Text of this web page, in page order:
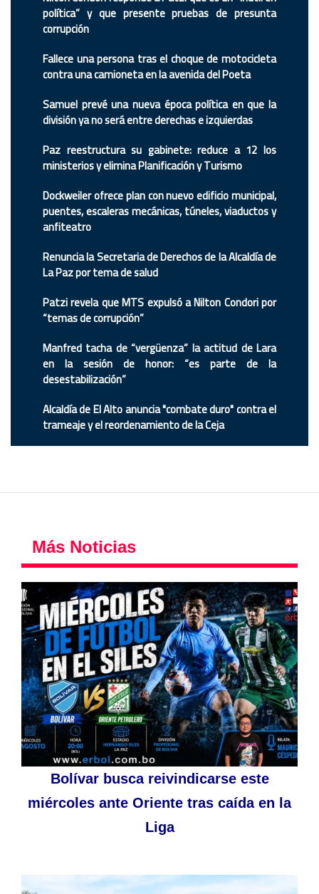
política” y que presente pruebas de presunta
corrupción
Fallece una persona tras el choque de motocicleta
contra una camioneta en la avenida del Poeta
Samuel prevé una nueva época política en que la
división ya no será entre derechas e izquierdas
Paz reestructura su gabinete: reduce a 12 los
ministerios y elimina Planificación y Turismo
Dockweiler ofrece plan con nuevo edificio municipal,
puentes, escaleras mecánicas, túneles, viaductos y
anfiteatro
Renuncia la Secretaria de Derechos de la Alcaldía de
La Paz por tema de salud
Patzi revela que MTS expulsó a Nilton Condori por
“temas de corrupción”
Manfred tacha de “vergüenza” la actitud de Lara
en la sesión de honor: “es parte de la
desestabilización”
Alcaldía de El Alto anuncia "combate duro" contra el
trameaje y el reordenamiento de la Ceja
Más Noticias
Bolívar busca reivindicarse este
miércoles ante Oriente tras caída en la
Liga